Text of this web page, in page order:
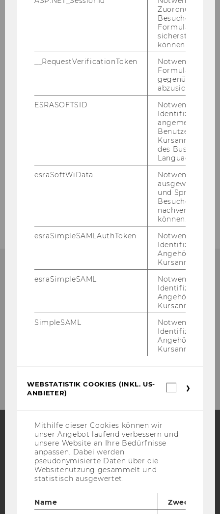
Victoria Ehrenhöfer
Birgit Höfler
Franziska Luisa Leo (geb. Uedl)
Externe Lektor*innen
In­sti­tut für Revisions-​, Treuhand-​ und
Ab­tei­lung für Rech­nungs­we­sen, Steu­ern
Welt­han­dels­platz 1, Ge­bäu­de AD, 1. OG
FacebookInstagramBlog
YouTube Newsletter
Zuordnung von
Besucher zu
sicherstellen zu
können.
__RequestVerificationToken
Notwendig, um
gegenüber
abzusichern.
ESRASOFTSID
Notwendig zur
Identifizierung
angemeldeten
Benutzers im
des Business
Language
esraSoftWiData
Notwendig um
ausgewählte
und
Besuchers
nachverfolgen
können.
esraSimpleSAMLAuthToken
Notwendig zur
Identifizierung
Angehörige/r für
Kursanmeldung.
esraSimpleSAML
Notwendig zur
Identifizierung
Angehörige/r für
Kursanmeldung.
SimpleSAML
Notwendig zur
Identifizierung
Angehörige/r für
Kursanmeldung.
WEBSTATISTIK COOKIES (INKL. US-
ANBIETER)
Mithilfe dieser Cookies können wir
unser Angebot laufend verbessern und
unsere Website an Ihre Bedürfnisse
anpassen. Dabei werden
pseudonymisierte Daten über die
Websitenutzung gesammelt und
statistisch ausgewertet.
Name
Zweck